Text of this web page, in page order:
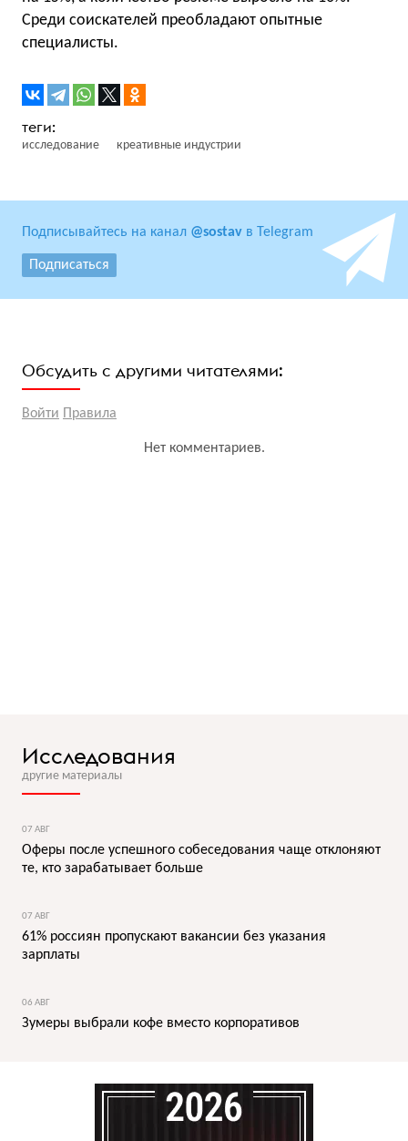
Среди соискателей преобладают опытные
специалисты.
исследование креативные индустрии
Подписывайтесь на канал @sostav в Telegram
Подписаться
Обсудить с другими читателями:
Войти Правила
Нет комментариев.
Исследования
другие материалы
07 АВГ
Оферы после успешного собеседования чаще отклоняют
те, кто зарабатывает больше
07 АВГ
61% россиян пропускают вакансии без указания
зарплаты
06 АВГ
Зумеры выбрали кофе вместо корпоративов